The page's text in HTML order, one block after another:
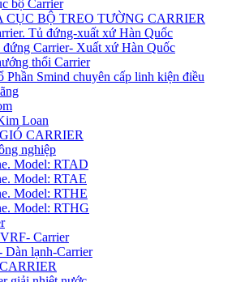
bộ Carrier
BỘ TREO TƯỜNG CARRIER
Tủ đứng-xuất xứ Hàn Quốc
Carrier- Xuất xứ Hàn Quốc
thổi Carrier
Phần Smind chuyên cấp linh kiện điều
Loan
CARRIER
nghiệp
Model: RTAD
Model: RTAE
Model: RTHE
Model: RTHG
Carrier
Dàn lạnh-Carrier